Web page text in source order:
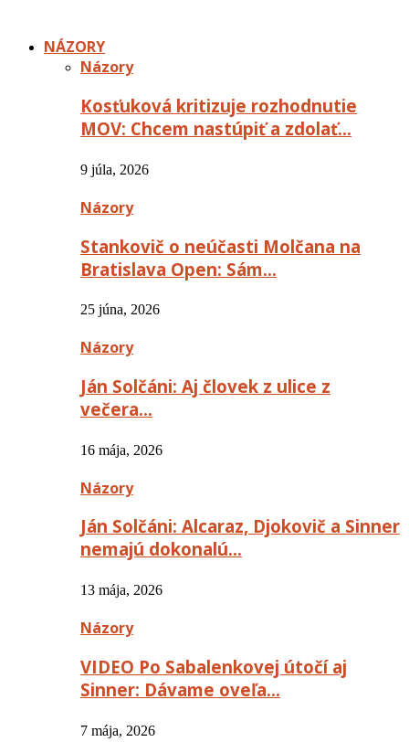
NÁZORY
Názory
Kosťuková kritizuje rozhodnutie
MOV: Chcem nastúpiť a zdolať…
9 júla, 2026
Názory
Stankovič o neúčasti Molčana na
Bratislava Open: Sám…
25 júna, 2026
Názory
Ján Solčáni: Aj človek z ulice z
večera…
16 mája, 2026
Názory
Ján Solčáni: Alcaraz, Djokovič a Sinner
nemajú dokonalú…
13 mája, 2026
Názory
VIDEO Po Sabalenkovej útočí aj
Sinner: Dávame oveľa…
7 mája, 2026